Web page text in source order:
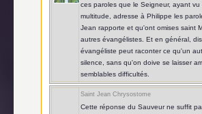
ces paroles que le Seigneur, ayant vu
multitude, adresse à Philippe les
Jean rapporte et qu'ont omises saint
autres évangélistes. Et en général,
évangéliste peut raconter ce qu'un
silence, sans qu'on doive se laisser
semblables difficultés.
Saint Jean Chrysostome
Cette réponse du Sauveur ne suffit